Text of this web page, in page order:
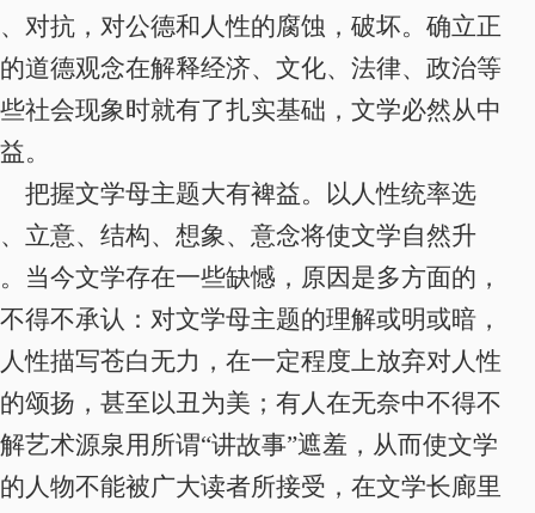
对抗，对公德和人性的腐蚀，破坏。确立正
道德观念在解释经济、文化、法律、政治等
社会现象时就有了扎实基础，文学必然从中
。
把握文学母主题大有裨益。
以人性统率选
立意、结构、想象、意念将使文学自然升
。当今文学存在一些缺憾，原因是多方面的，
得不承认：对文学母主题的理解或明或暗，
性描写苍白无力，在一定程度上放弃对人性
颂扬，甚至以丑为美；有人在无奈中不得不
艺术源泉用所谓“讲故事”遮羞，从而使文学
人物不能被广大读者所接受，在文学长廊里